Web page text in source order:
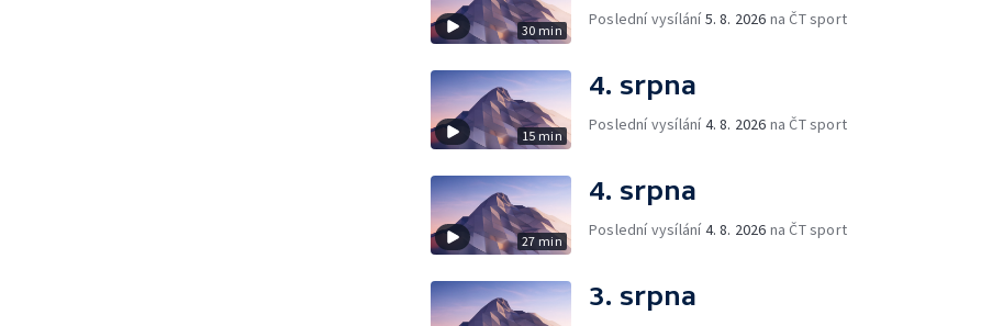
30 min
Poslední vysílání5. 8. 2026 na ČT sport
15 min
4. srpna
Poslední vysílání4. 8. 2026 na ČT sport
27 min
4. srpna
Poslední vysílání4. 8. 2026 na ČT sport
3. srpna